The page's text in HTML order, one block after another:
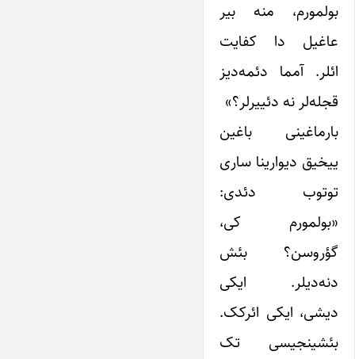
بولمورم، منه بیر
عاغیل دا کفایت
ائلر. آمما دئمه‌دیز
قجله‌لر نه دئییرلر؟»
بارماغینی باغین
ییخیق دیوارینا ساری
توتوب دئدی:
«بولمورم کی،
گؤروسن؟ بئش
دنه‌دیلر. ایکی
دیشی، ایکی ائرکک.
بئشینجیسی تک